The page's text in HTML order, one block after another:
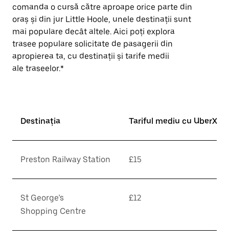
comanda o cursă către aproape orice parte din
oraș și din jur Little Hoole, unele destinații sunt
mai populare decât altele. Aici poți explora
trasee populare solicitate de pasagerii din
apropierea ta, cu destinații și tarife medii
ale traseelor.*
Destinația Tariful mediu cu UberX*
Preston Railway Station £15
St George’s
Shopping Centre
£12